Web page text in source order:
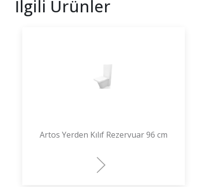
İlgili Ürünler
Artos Yerden Kılıf Rezervuar 96 cm